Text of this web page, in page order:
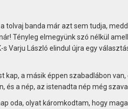
tolvaj banda már azt sem tudja,
Tényleg elmegyünk szó nélkül
Varju László elindul újra egy
a másik éppen szabadlábon
és a nép, az istenadta nép még
oda, olyat káromkodtam, hogy